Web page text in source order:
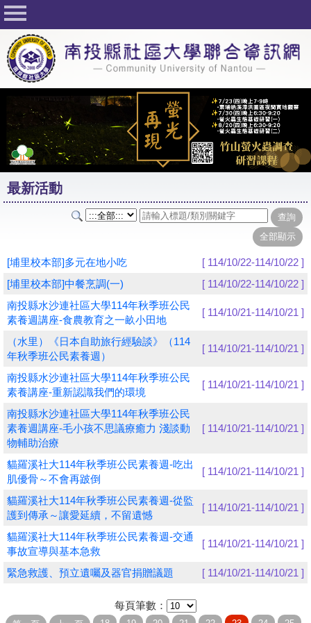
回首頁
關於社大
公佈欄
行事曆
最新活動
活動花絮
課程一覽表
志工與社團
友站連結
網路選課
學員專區
教師專區
評委專區
校務行政
最新活動
[埔里校本部]多元在地小吃
[ 114/10/22-114/10/22 ]
[埔里校本部]中餐烹調(一)
[ 114/10/22-114/10/22 ]
南投縣水沙連社區大學114年秋季班公民
素養週講座-食農教育之一畝小田地
[ 114/10/21-114/10/21 ]
（水里）《日本自助旅行經驗談》（114
年秋季班公民素養週）
[ 114/10/21-114/10/21 ]
南投縣水沙連社區大學114年秋季班公民
素養講座-重新認識我們的環境
[ 114/10/21-114/10/21 ]
南投縣水沙連社區大學114年秋季班公民
素養週講座-毛小孩不思議療癒力 淺談動
物輔助治療
[ 114/10/21-114/10/21 ]
貓羅溪社大114年秋季班公民素養週-吃出
肌優骨～不會再跛倒
[ 114/10/21-114/10/21 ]
貓羅溪社大114年秋季班公民素養週-從監
護到傳承～讓愛延續，不留遺憾
[ 114/10/21-114/10/21 ]
貓羅溪社大114年秋季班公民素養週-交通
事故宣導與基本急救
[ 114/10/21-114/10/21 ]
緊急救護、預立遺囑及器官捐贈議題 [ 114/10/21-114/10/21 ]
每頁筆數：